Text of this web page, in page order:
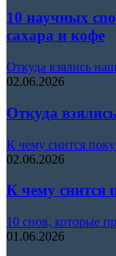
10 научных
сахара и кофе
Откуда взялись
02.06.2026
Откуда
К чему снится
02.06.2026
К чему снится
10 снов, которые
01.06.2026